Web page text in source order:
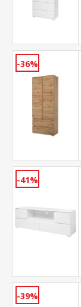
-36%
-41%
-39%